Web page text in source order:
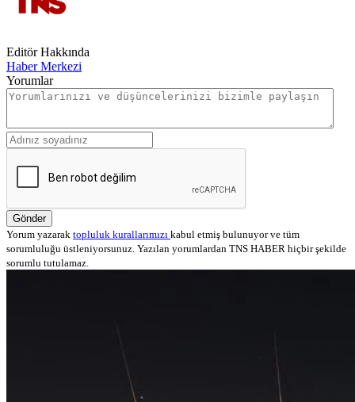
Editör Hakkında
Haber Merkezi
Yorumlar
Gönder
Yorum yazarak topluluk kurallarımızı kabul etmiş bulunuyor ve tüm
sorumluluğu üstleniyorsunuz. Yazılan yorumlardan TNS HABER hiçbir şekilde
sorumlu tutulamaz.